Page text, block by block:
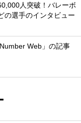
人突破！バレーボ
の選手のインタビュー
Web」の記事